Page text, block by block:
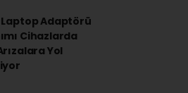
Laptop Adaptörü
Cihazlarda
Yol